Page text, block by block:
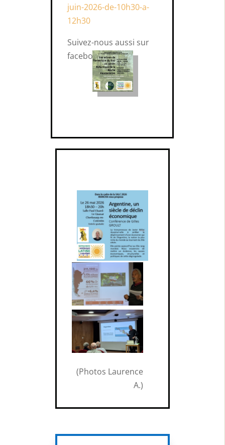
juin-2026-de-10h30-a-
12h30
Suivez-nous aussi sur
facebook
(Photos Laurence
A.)